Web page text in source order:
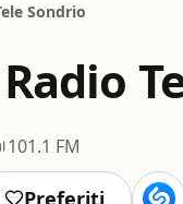
Sondrio
101.1 FM
Preferiti